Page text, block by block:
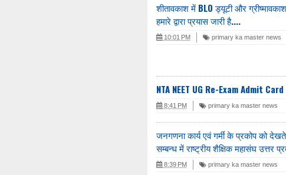
शीतावकाश में BLO ड्यूटी और
हमारे द्वारा प्रयास जारी है....
10:01 PM primary ka master news
NTA NEET UG Re-Exam Admit
8:41 PM primary ka master news
जनगणना कार्य एवं गर्मी के प्रकोप को
सम्बन्ध में राष्ट्रीय शैक्षिक महासंघ उत्तर
8:39 PM primary ka master news